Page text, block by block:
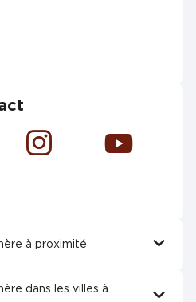
Instagram Youtube
à proximité
dans les villes à